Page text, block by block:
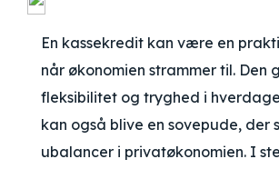
En kassekredit kan være en
når økonomien strammer til. Den
fleksibilitet og tryghed i
kan også blive en sovepude, der
ubalancer i privatøkonomien. I